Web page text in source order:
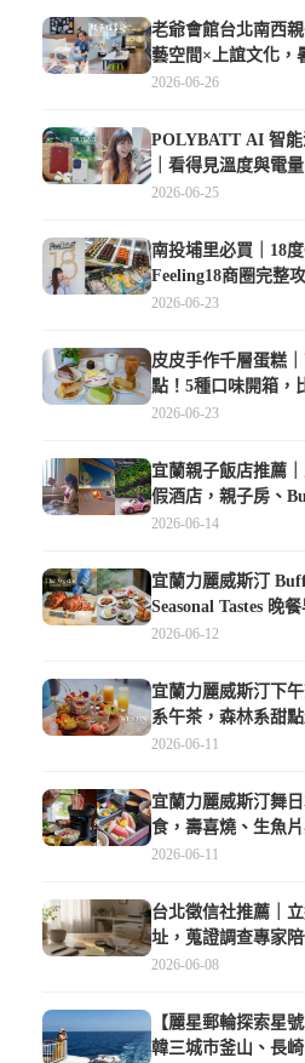
老爺會館台北南西
藝空間×上誼文化，
2026-06-26
POLYBATT AI 智
｜看得見溫度與電
10000mAh 行動電源
2026-06-25
南投埔里必買｜18
Feeling18商圈完整
樣逛
2026-06-23
皮皮手作千層蛋糕
點！5種口味開箱，
的台北隱藏版
2026-06-23
宜蘭親子飯店推薦
假酒店，親子房、
俱樂部超適合放電
2026-06-14
宜蘭力麗威斯汀
Seasonal Tastes 晚
2026-06-12
宜蘭力麗威斯汀下
系午茶，森林系甜
2026-06-11
宜蘭力麗威斯汀舞
食，壽喜燒、生魚
2026-06-11
台北徵信社推薦｜
址，蒐證調查專家
2026-06-08
【麗星郵輪探索星
韓三城市釜山、長